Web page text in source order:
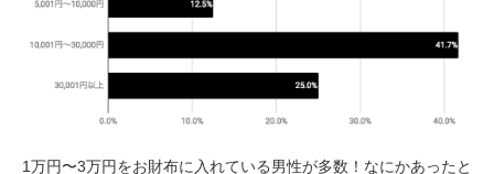
1万円〜3万円をお財布に入れている男性が多数！なにかあったと